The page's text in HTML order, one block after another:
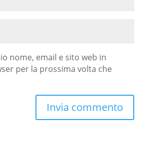
nome, email e sito web in
per la prossima volta che